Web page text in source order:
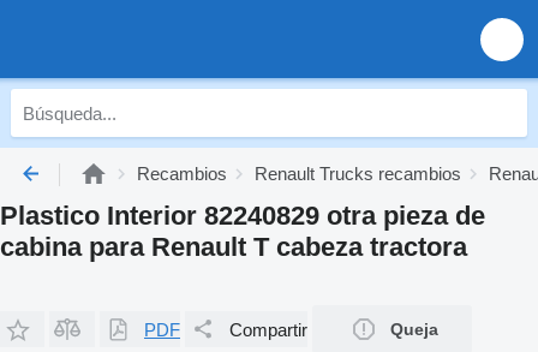
Recambios Renault Trucks recambios
Plastico Interior 82240829 otra pieza de
cabina para Renault T cabeza tractora
PDF Compartir Queja